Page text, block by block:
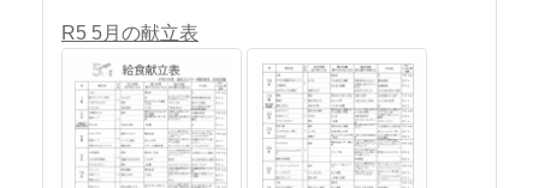
R5 5月の献立表